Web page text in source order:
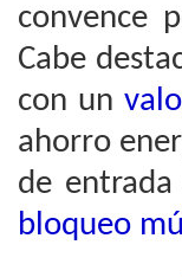
convence
Cabe
con un
ahorro
de entrada
bloqueo